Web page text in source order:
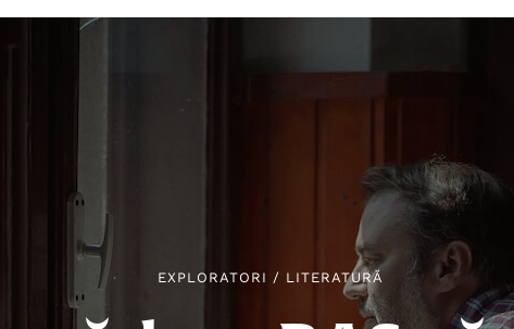
EXPLORATORI / LITERATURĂ